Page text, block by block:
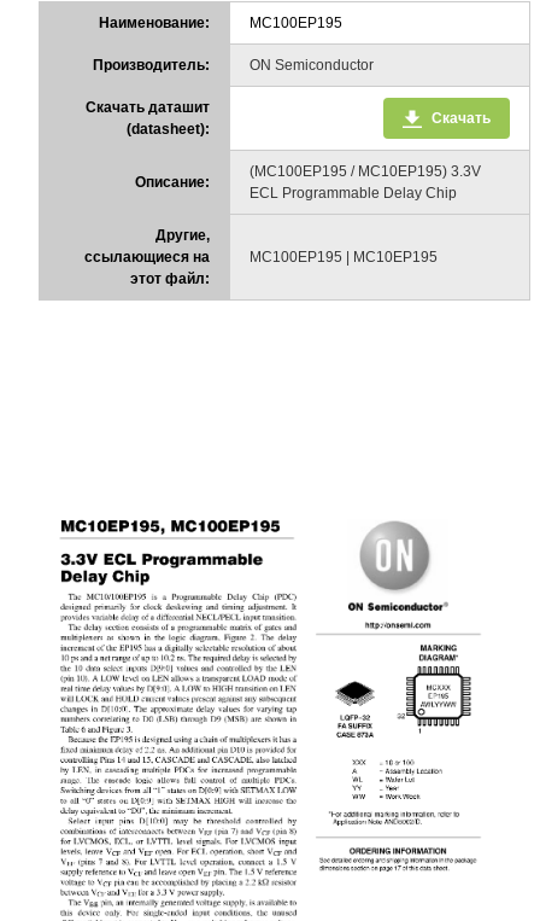
Наименование: MC100EP195
Производитель: ON Semiconductor
Скачать даташит
(datasheet):
Скачать
Описание:
(MC100EP195 / MC10EP195) 3.3V
ECL Programmable Delay Chip
Другие,
ссылающиеся на
этот файл:
MC100EP195 | MC10EP195